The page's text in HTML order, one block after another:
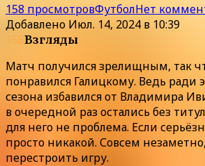
158 просмотровФутболНет
Добавлено Июл. 14, 2024 в 10:39
158Взгляды
Матч получился зрелищным, так
понравился Галицкому. Ведь ради
сезона избавился от Владимира
в очередной раз остались без
для него не проблема. Если
просто никакой. Совсем
перестроить игру.